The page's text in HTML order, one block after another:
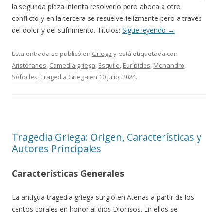
la segunda pieza intenta resolverlo pero aboca a otro
conflicto y en la tercera se resuelve felizmente pero a través
del dolor y del sufrimiento. Títulos: Sigue leyendo →
Esta entrada se publicó en Griego y está etiquetada con
Aristófanes, Comedia griega, Esquilo, Eurípides, Menandro,
Sófocles,Tragedia Griega en 10 julio, 2024.
Tragedia Griega: Origen, Características y
Autores Principales
Características Generales
La antigua tragedia griega surgió en Atenas a partir de los
cantos corales en honor al dios Dionisos. En ellos se